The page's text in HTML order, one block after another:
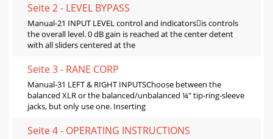
Seite 2 - LEVEL BYPASS
Manual-21 INPUT LEVEL control and indicatorsis controls
the overall level. 0 dB gain is reached at the center detent
with all sliders centered at the
Seite 3 - RANE CORP
Manual-31 LEFT & RIGHT INPUTSChoose between the
balanced XLR or the balanced/unbalanced ¼" tip-ring-sleeve
jacks, but only use one. Inserting
Seite 4 - OPERATING INSTRUCTIONS